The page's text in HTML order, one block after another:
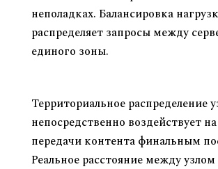
неполадках. Балансировка
распределяет запросы между
единого зоны.
Территориальное распределение
непосредственно воздействует
передачи контента финальным
Реальное расстояние между